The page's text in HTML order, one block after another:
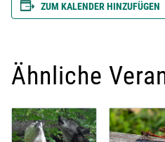
ZUM KALENDER HINZUFÜGEN
Ähnliche